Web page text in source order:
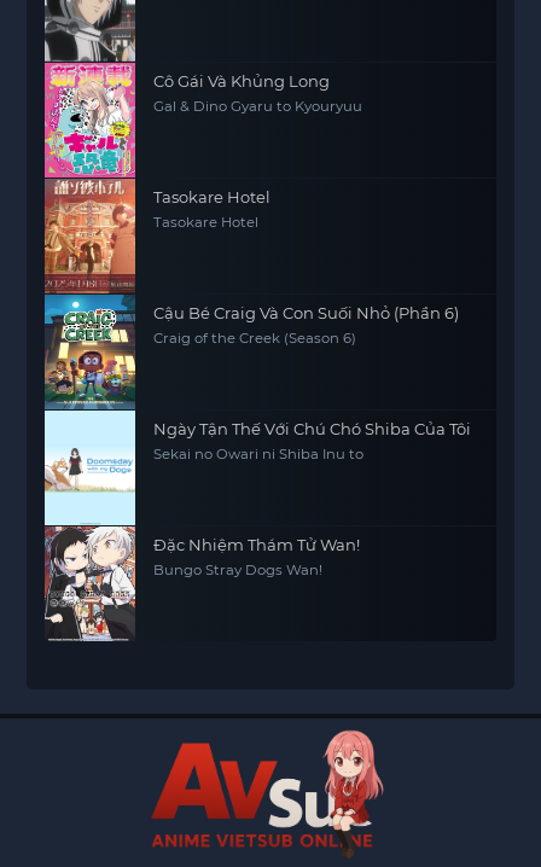
Cô Gái Và Khủng Long
Gal & Dino Gyaru to Kyouryuu
Tasokare Hotel
Tasokare Hotel
Cậu Bé Craig Và Con Suối Nhỏ (Phần 6)
Craig of the Creek (Season 6)
Ngày Tận Thế Với Chú Chó Shiba Của Tôi
Sekai no Owari ni Shiba Inu to
Đặc Nhiệm Thám Tử Wan!
Bungo Stray Dogs Wan!